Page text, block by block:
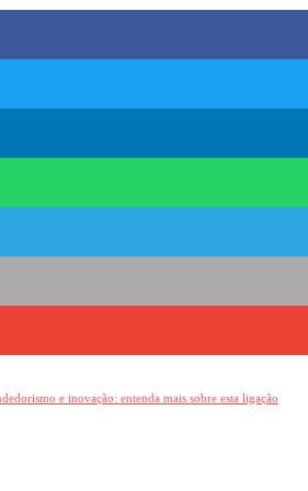
e inovação: entenda mais sobre esta ligação